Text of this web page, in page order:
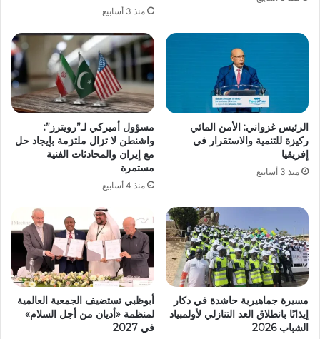
منذ 3 أسابيع
الرئيس غزواني: الأمن المائي
ركيزة للتنمية والاستقرار في
إفريقيا
منذ 3 أسابيع
مسؤول أميركي لـ”رويترز”:
واشنطن لا تزال ملتزمة بإيجاد حل
مع إيران والمحادثات الفنية
مستمرة
منذ 4 أسابيع
مسيرة جماهيرية حاشدة في دكار
إيذانًا بانطلاق العد التنازلي لأولمبياد
الشباب 2026
أبوظبي تستضيف الجمعية العالمية
لمنظمة «أديان من أجل السلام»
في 2027